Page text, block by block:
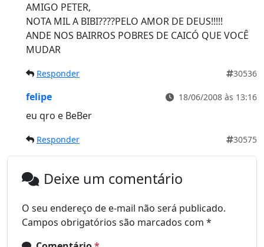
AMIGO PETER,
NOTA MIL A BIBI????PELO AMOR DE DEUS!!!!!
ANDE NOS BAIRROS POBRES DE CAICÓ QUE VOCÊ
MUDAR
Responder 30536
felipe 18/06/2008 às 13:16
eu qro e BeBer
Responder 30575
Deixe um comentário
O seu endereço de e-mail não será publicado.
Campos obrigatórios são marcados com *